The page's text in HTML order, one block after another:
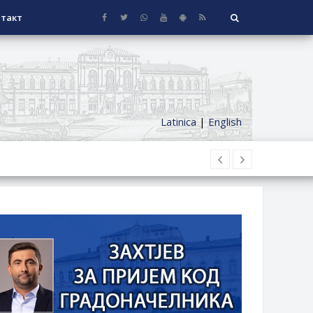
Latinica|English
КУЋЕ СА ОКУЋНИЦОМ НА
БОРАЧКИ ДОДАТАК ЗА